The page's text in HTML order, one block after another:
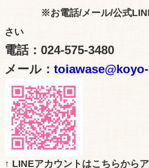
※お電話/メール/公式
さい
電話：024-575-3480
メール：
↑ LINEアカウントはこちらから